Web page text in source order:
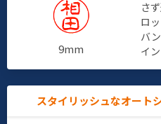
9mm
さ
ロ
バ
イ
スタイリッシュなオート